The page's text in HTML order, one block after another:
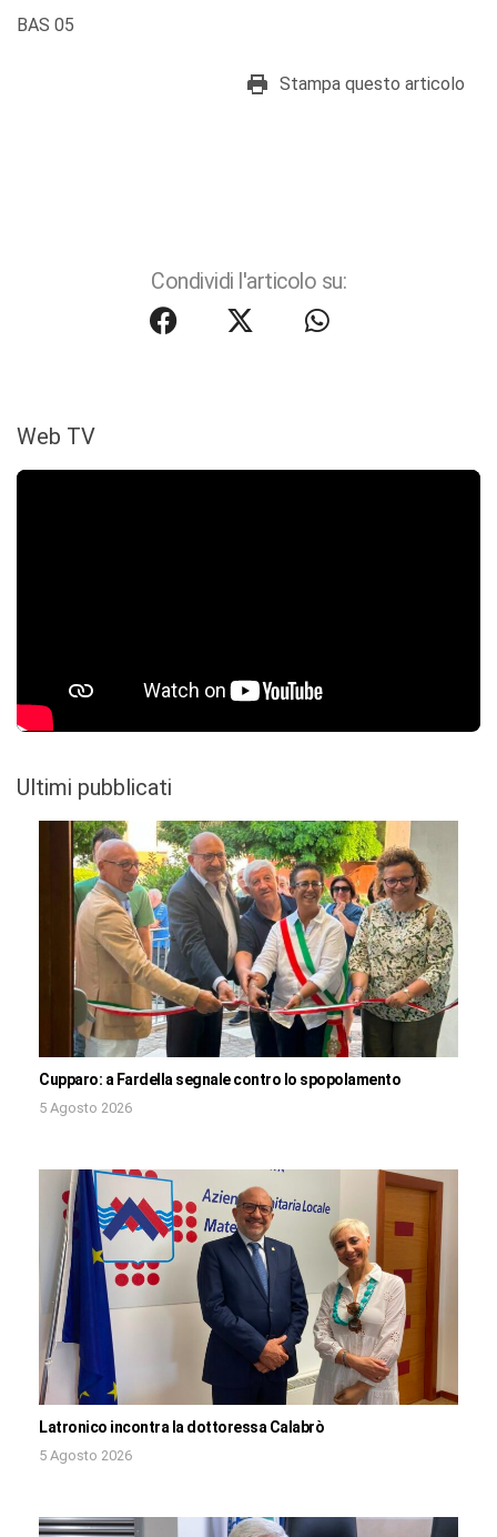
BAS 05
Stampa questo articolo
Condividi l'articolo su:
Web TV
Ultimi pubblicati
Cupparo: a Fardella segnale contro lo spopolamento
5 Agosto 2026
Latronico incontra la dottoressa Calabrò
5 Agosto 2026